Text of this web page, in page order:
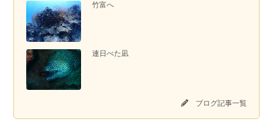
竹富へ
連日べた凪
ブログ記事一覧